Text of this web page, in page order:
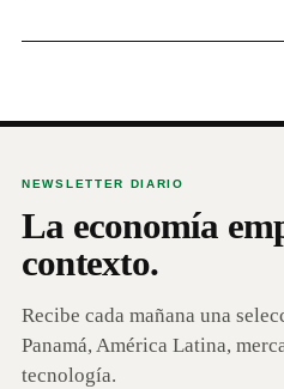
NEWSLETTER DIARIO
La economía
contexto.
Recibe cada mañana una
Panamá, América Latina,
tecnología.